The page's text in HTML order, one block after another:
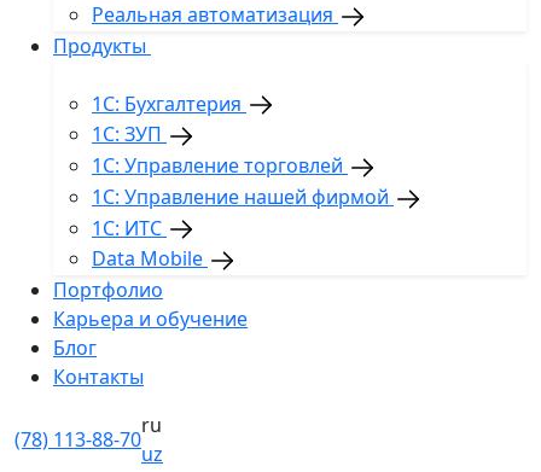
Реальная автоматизация
Продукты
1С: Бухгалтерия
1С: ЗУП
1С: Управление торговлей
1С: Управление нашей фирмой
1С: ИТС
Data Mobile
Портфолио
Карьера и обучение
Блог
Контакты
(78) 113-88-70
ru
uz